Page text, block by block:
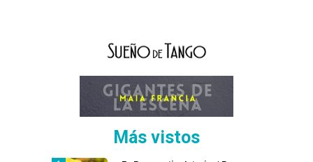
Más vistos